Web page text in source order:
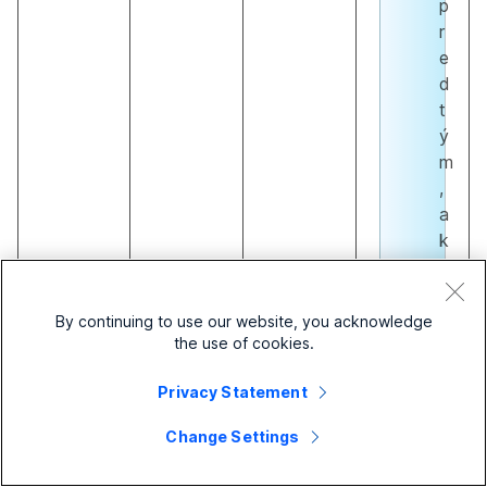
p
r
e
d
t
ý
m
,
a
k
o
h
By continuing to use our website, you acknowledge
the use of cookies.
Privacy Statement
Change Settings